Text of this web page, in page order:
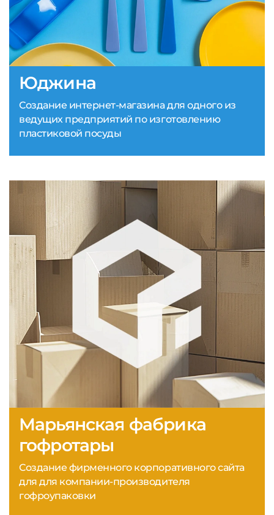
Юджина
Создание интернет-магазина для одного из
ведущих предприятий по изготовлению
пластиковой посуды
Марьянская фабрика
гофротары
Создание фирменного корпоративного сайта
для для компании-производителя
гофроупаковки